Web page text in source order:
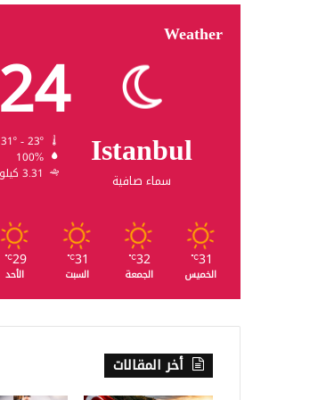
Weather
Istanbul
سماء صافية
24
100%
3.31 كيلومتر/ساعة
31
℃
الخميس
32
℃
الجمعة
31
℃
السبت
29
℃
الأحد
أخر المقالات